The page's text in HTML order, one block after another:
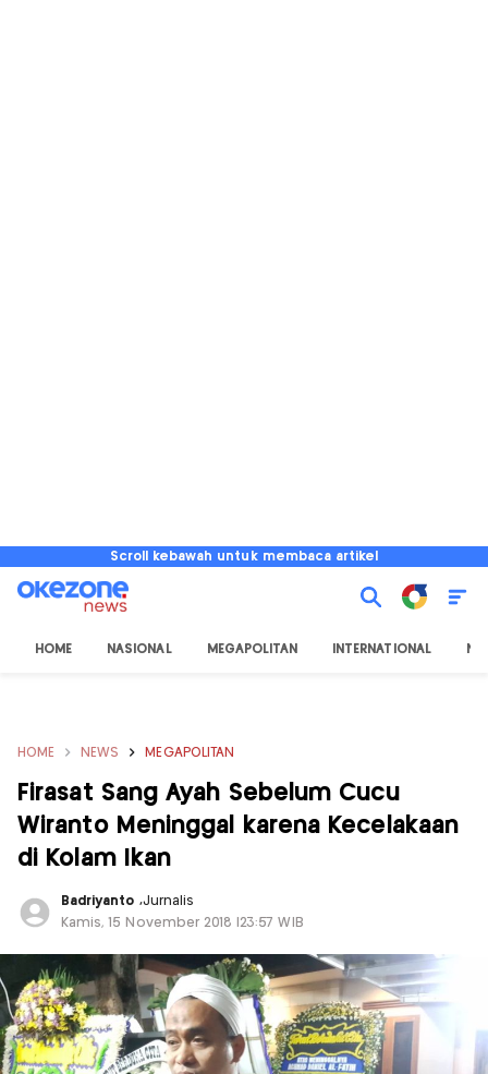
Scroll kebawah untuk membaca artikel
HOME NASIONAL MEGAPOLITAN INTERNATIONAL
HOME NEWS MEGAPOLITAN
Firasat Sang Ayah Sebelum Cucu
Wiranto Meninggal karena Kecelakaan
di Kolam Ikan
Badriyanto ,Jurnalis
Kamis, 15 November 2018 |23:57 WIB